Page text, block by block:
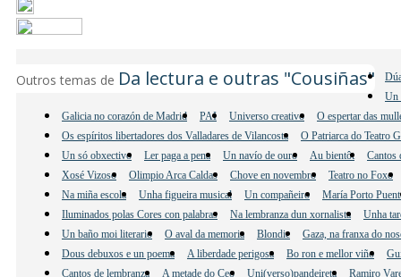
Outros temas de Da lectura e outras "Cousiñas"
Un
Galicia no corazón de Madrid
PAI Universo creativo
O espertar das
Os espíritos libertadores dos Valladares de Vilancosta
O Patriarca do Teatro
Un só obxectivo
Ler paga a pena Un navío de ouro Au bientôt
Cantos
Xosé Vizoso
Olimpio Arca Caldas Chove en novembro
Teatro no Foxo
Na miña escola
Unha figueira musical Un compañeiro
María Porto
Iluminados polas Cores con palabras
Na lembranza dun xornalista
Unha
Un baño moi literario
O aval da memoria Blondie
Gaza, na franxa do
Dous debuxos e un poema
A liberdade perigosa Bo ron e mellor viño
Cantos de lembranza
A metade do Ceo Uni(verso)pandeireta
Ramiro